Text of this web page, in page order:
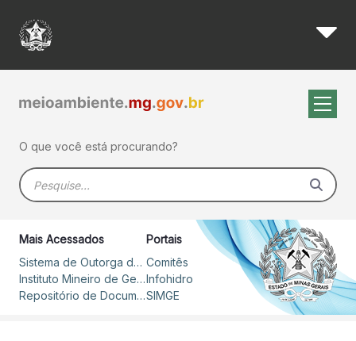
Pular para o Conteúdo principal
Conselho Estadual de
O que você está procurando?
Barra de busca
Mais Acessados
Sistema de Outorga de Direito de Uso de Recursos Hídricos – SOUT
Instituto Mineiro de Gestão das Águas
Repositório de Documentos
Portais
Comitês
Infohidro
SIMGE